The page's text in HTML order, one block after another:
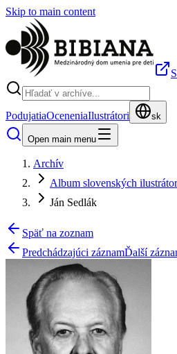
Skip to main content
PodujatiaOceneniaIlustrátori sk
Open main menu
Archív
Album slovenských
Ján Sedlák
Späť na zoznam
Predchádzajúci záznamĎalší